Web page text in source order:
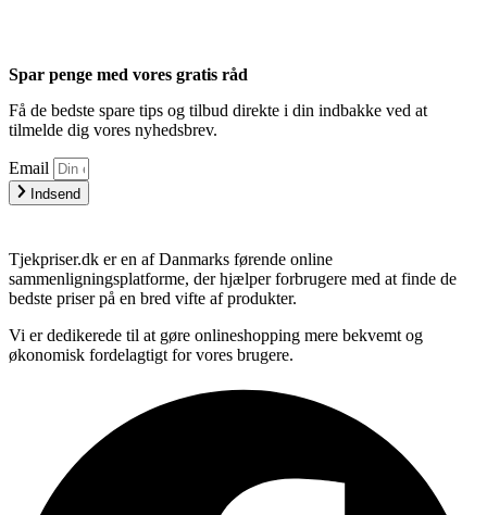
Spar penge med vores gratis råd
Få de bedste spare tips og tilbud direkte i din indbakke ved at
tilmelde dig vores nyhedsbrev.
Email
Indsend
Tjekpriser.dk er en af Danmarks førende online
sammenligningsplatforme, der hjælper forbrugere med at finde de
bedste priser på en bred vifte af produkter.
Vi er dedikerede til at gøre onlineshopping mere bekvemt og
økonomisk fordelagtigt for vores brugere.